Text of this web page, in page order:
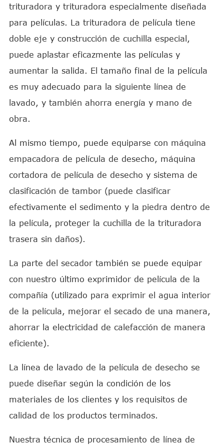
trituradora y trituradora especialmente diseñada
para películas. La trituradora de película tiene
doble eje y construcción de cuchilla especial,
puede aplastar eficazmente las películas y
aumentar la salida. El tamaño final de la película
es muy adecuado para la siguiente línea de
lavado, y también ahorra energía y mano de
obra.
Al mismo tiempo, puede equiparse con máquina
empacadora de película de desecho, máquina
cortadora de película de desecho y sistema de
clasificación de tambor (puede clasificar
efectivamente el sedimento y la piedra dentro de
la película, proteger la cuchilla de la trituradora
trasera sin daños).
La parte del secador también se puede equipar
con nuestro último exprimidor de película de la
compañía (utilizado para exprimir el agua interior
de la película, mejorar el secado de una manera,
ahorrar la electricidad de calefacción de manera
eficiente).
La línea de lavado de la película de desecho se
puede diseñar según la condición de los
materiales de los clientes y los requisitos de
calidad de los productos terminados.
Nuestra técnica de procesamiento de línea de